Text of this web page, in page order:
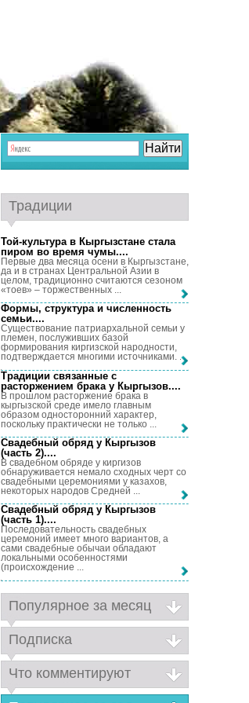
Традиции
Той-культура в Кыргызстане стала
пиром во время чумы....
Первые два месяца осени в Кыргызстане,
да и в странах Центральной Азии в
целом, традиционно считаются сезоном
«тоев» – торжественных ...
Формы, структура и численность
семьи....
Существование патриархальной семьи у
племен, послуживших базой
формирования киргизской народности,
подтверждается многими источниками. ...
Традиции связанные с
расторжением брака у Кыргызов....
В прошлом расторжение брака в
кыргызской среде имело главным
образом односторонний характер,
поскольку практически не только ...
Свадебный обряд у Кыргызов
(часть 2)....
В свадебном обряде у киргизов
обнаруживается немало сходных черт со
свадебными церемониями у казахов,
некоторых народов Средней ...
Свадебный обряд у Кыргызов
(часть 1)....
Последовательность свадебных
церемоний имеет много вариантов, а
сами свадебные обычаи обладают
локальными особенностями
(происхождение ...
Популярное за месяц
Подписка
Что комментируют